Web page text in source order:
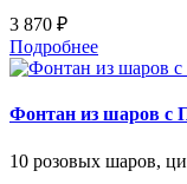
3 870 ₽
Подробнее
Фонтан из шаров с
10 розовых шаров,